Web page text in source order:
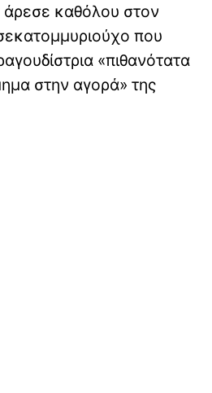
άρεσε καθόλου στον
που
«πιθανότατα
στην αγορά» της